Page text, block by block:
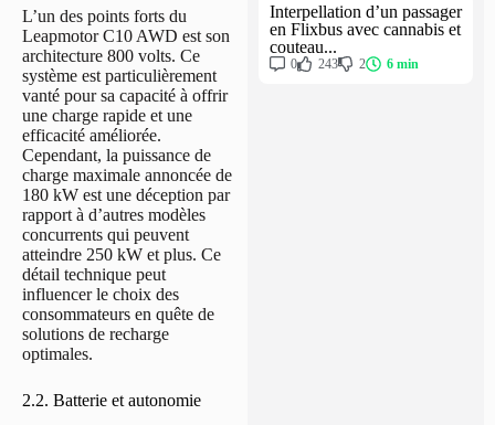
L’un des points forts du
Leapmotor C10 AWD est son
architecture 800 volts. Ce
système est particulièrement
vanté pour sa capacité à offrir
une charge rapide et une
efficacité améliorée.
Cependant, la puissance de
charge maximale annoncée de
180 kW est une déception par
rapport à d’autres modèles
concurrents qui peuvent
atteindre 250 kW et plus. Ce
détail technique peut
influencer le choix des
consommateurs en quête de
solutions de recharge
optimales.
2.2. Batterie et autonomie
Interpellation d’un passager
en Flixbus avec cannabis et
couteau...
0 243 2 6 min